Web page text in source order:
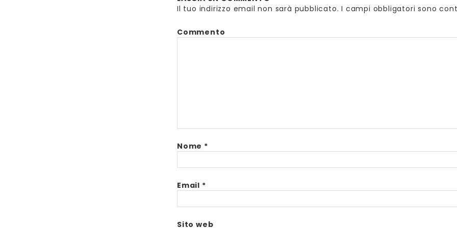
Il tuo indirizzo email non sarà pubblicato. I campi obbligatori sono
Commento
Nome *
Email *
Sito web